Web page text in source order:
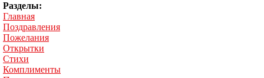
Разделы:
Главная
Поздравления
Пожелания
Открытки
Стихи
Комплименты